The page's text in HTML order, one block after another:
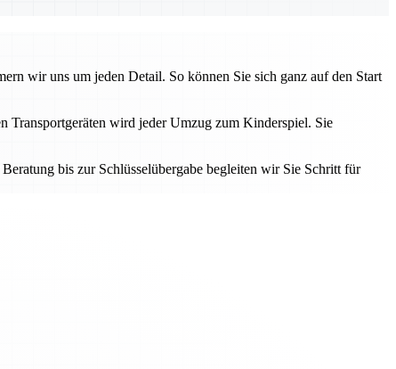
wir uns um jeden Detail. So können Sie sich ganz auf den Start
Transportgeräten wird jeder Umzug zum Kinderspiel. Sie
bis zur Schlüsselübergabe begleiten wir Sie Schritt für